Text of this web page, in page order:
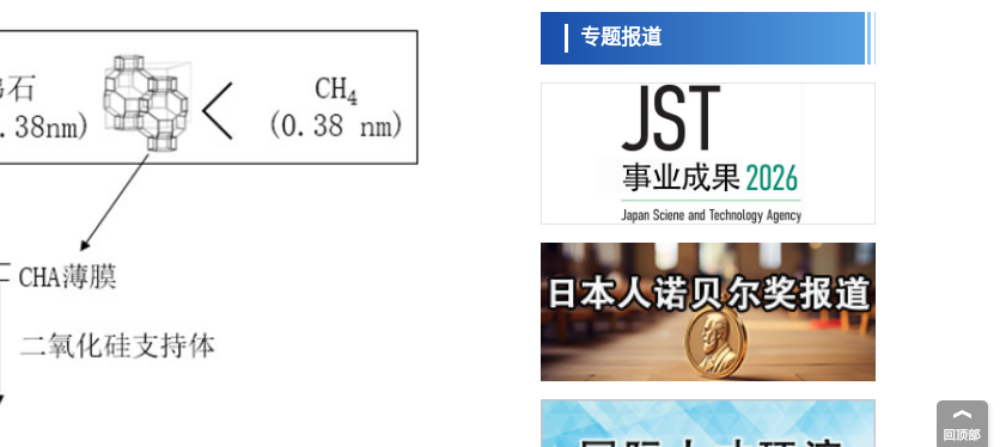
藤田医科大学等成功鉴定出非结核分枝杆菌
生存的必需基因，首次揭示该基因的必要性
经济・社会
【AI法下篇】如何应对AI的不可控性——中
央大学平野晋教授专访
日本学术会议：为保持土壤健康应采取哪些
措施？探讨土壤保护与强化的具体对策
大阪大学开发基于水氢键网络的温度预测新
方法，AI从分子排列信息中高精度解读
经济・社会
【AI法上篇】如何对“将人生交给AI”保持危机
感——中央大学平野晋教授专访
科学研究
庆应义塾大学阐明脑内“游击手”小胶质细胞包
裹保护受损神经细胞的机制，有望用于开发
阿尔茨海默病等疾病疗法
日本东北大学与横滨橡胶全球首次从纳米尺
度揭示橡胶—黄铜粘接界面劣化抑制机制，
专题报道